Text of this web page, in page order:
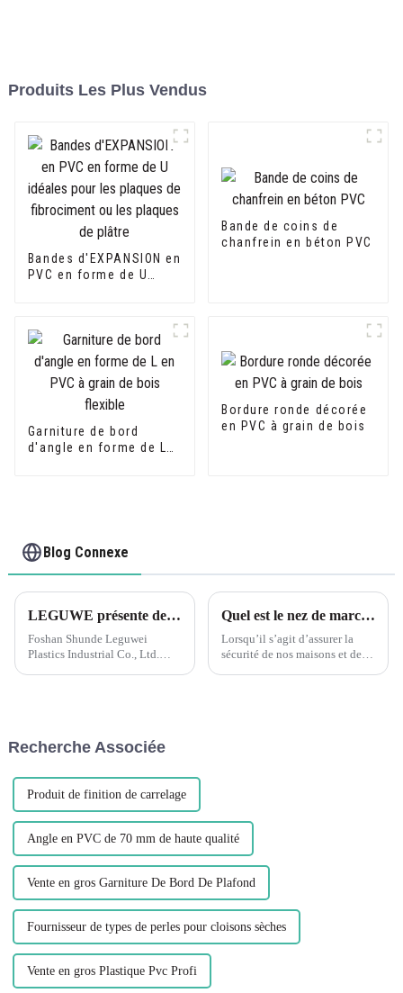
Produits Les Plus Vendus
Bandes d'EXPANSION en
PVC en forme de U
plâtre
Bande de coins de
chanfrein en béton PVC
Garniture de bord
d'angle en forme de L
Bordure ronde décorée
en PVC à grain de bois
Blog Connexe
LEGUWE présente des solutions plastiques innovantes à ARCHIDEX
Foshan Shunde Leguwei
Plastics Industrial Co., Ltd.
construction...
Quel est le nez de marche le plus sûr ?:Boucle d'escalier en plastique PVC flexible et écologique Leguwe
Lorsqu’il s’agit d’assurer la
sécurité de nos maisons et de
Recherche Associée
Produit de finition de carrelage
Angle en PVC de 70 mm de haute qualité
Vente en gros Garniture De Bord De Plafond
Fournisseur de types de perles pour cloisons sèches
Vente en gros Plastique Pvc Profi